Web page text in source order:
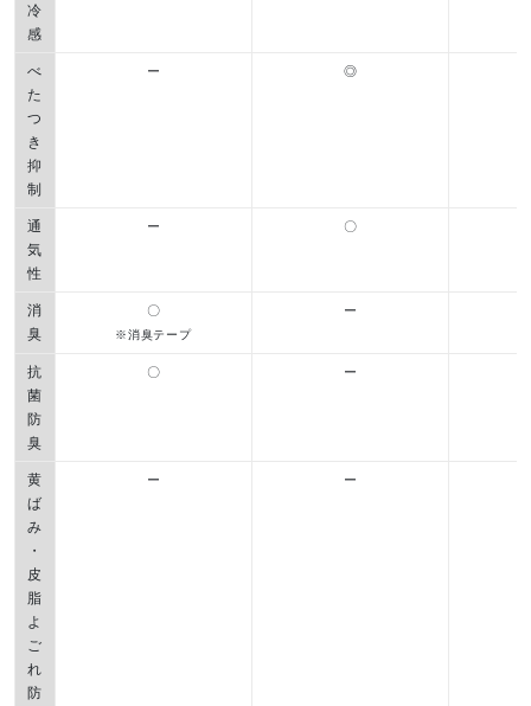
冷
感
べ
た
つ
き
抑
制
ー ◎
通
気
性
ー 〇
消
臭
〇
※消臭テープ
ー
抗
菌
防
臭
〇 ー
黄
ば
み
・
皮
脂
よ
ご
れ
防
ー ー